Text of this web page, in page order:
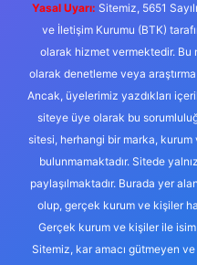
Yasal Uyarı: Sitemiz, 5651
ve İletişim Kurumu (BTK)
olarak hizmet vermektedir.
olarak denetleme veya
Ancak, üyelerimiz yazdıkları
siteye üye olarak bu
sitesi, herhangi bir marka, kurum
bulunmamaktadır. Sitede
paylaşılmaktadır. Burada yer
olup, gerçek kurum ve kişiler
Gerçek kurum ve kişiler ile
Sitemiz, kar amacı gütmeyen